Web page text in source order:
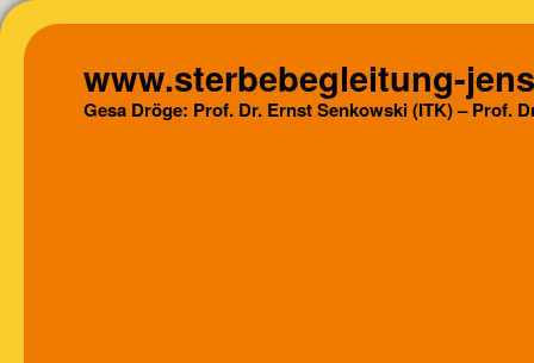
www.sterbebegleitung-
Gesa Dröge: Prof. Dr. Ernst Senkowski (ITK) – Prof.